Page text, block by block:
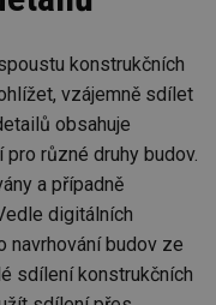
konstrukčních
vzájemně sdílet
obsahuje
různé druhy budov.
a případně
digitálních
navrhování budov ze
sdílení konstrukčních